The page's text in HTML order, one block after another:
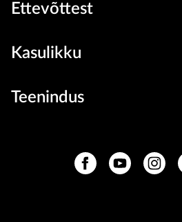
Ettevõttest
Kasulikku
Teenindus